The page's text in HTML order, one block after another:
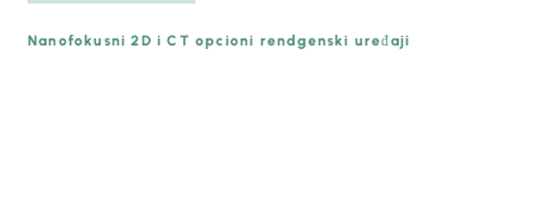
Nanofokusni 2D i CT opcioni rendgenski uređaji